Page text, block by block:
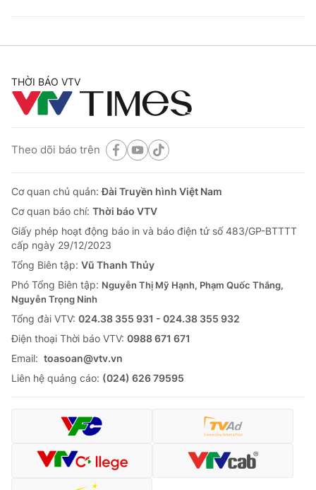
THỜI BÁO VTV
Theo dõi báo trên
Cơ quan chủ quản:Đài Truyền hình Việt Nam
Cơ quan báo chí: Thời báo VTV
Giấy phép hoạt động báo in và báo điện tử số 483/GP-BTTTT
cấp ngày 29/12/2023
Tổng Biên tập: Vũ Thanh Thủy
Phó Tổng Biên tập: Nguyễn Thị Mỹ Hạnh, Phạm Quốc Thắng,
Nguyễn Trọng Ninh
Tổng đài VTV: 024.38 355 931 - 024.38 355 932
Ðiện thoại Thời báo VTV: 0988 671 671
Email: toasoan@vtv.vn
Liên hệ quảng cáo: (024) 626 79595